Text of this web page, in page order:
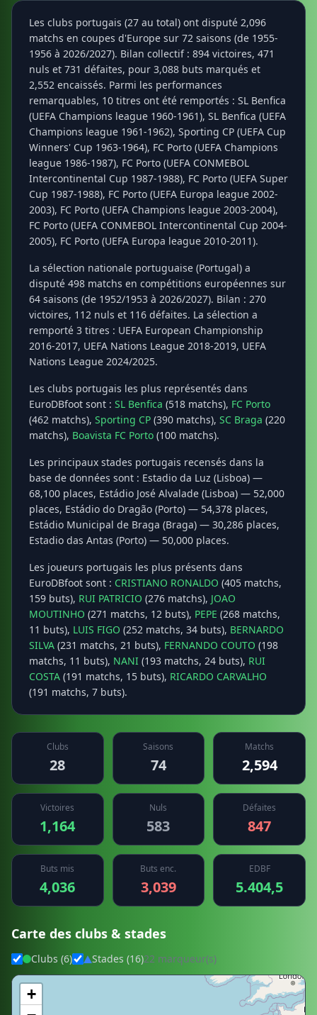
Les clubs portugais (27 au total) ont disputé 2,096
matchs en coupes d'Europe sur 72 saisons (de 1955-
1956 à 2026/2027). Bilan collectif : 894 victoires, 471
nuls et 731 défaites, pour 3,088 buts marqués et
2,552 encaissés. Parmi les performances
remarquables, 10 titres ont été remportés : SL Benfica
(UEFA Champions league 1960-1961), SL Benfica (UEFA
Champions league 1961-1962), Sporting CP (UEFA Cup
Winners' Cup 1963-1964), FC Porto (UEFA Champions
league 1986-1987), FC Porto (UEFA CONMEBOL
Intercontinental Cup 1987-1988), FC Porto (UEFA Super
Cup 1987-1988), FC Porto (UEFA Europa league 2002-
2003), FC Porto (UEFA Champions league 2003-2004),
FC Porto (UEFA CONMEBOL Intercontinental Cup 2004-
2005), FC Porto (UEFA Europa league 2010-2011).
La sélection nationale portuguaise (Portugal) a
disputé 498 matchs en compétitions européennes sur
64 saisons (de 1952/1953 à 2026/2027). Bilan : 270
victoires, 112 nuls et 116 défaites. La sélection a
remporté 3 titres : UEFA European Championship
2016-2017, UEFA Nations League 2018-2019, UEFA
Nations League 2024/2025.
Les clubs portugais les plus représentés dans
EuroDBfoot sont : SL Benfica (518 matchs), FC Porto
(462 matchs), Sporting CP (390 matchs), SC Braga (220
matchs), Boavista FC Porto (100 matchs).
Les principaux stades portugais recensés dans la
base de données sont : Estadio da Luz (Lisboa) —
68,100 places, Estádio José Alvalade (Lisboa) — 52,000
places, Estádio do Dragão (Porto) — 54,378 places,
Estádio Municipal de Braga (Braga) — 30,286 places,
Estadio das Antas (Porto) — 50,000 places.
Les joueurs portugais les plus présents dans
EuroDBfoot sont : CRISTIANO RONALDO (405 matchs,
159 buts), RUI PATRICIO (276 matchs), JOAO
MOUTINHO (271 matchs, 12 buts), PEPE (268 matchs,
11 buts), LUIS FIGO (252 matchs, 34 buts), BERNARDO
SILVA (231 matchs, 21 buts), FERNANDO COUTO (198
matchs, 11 buts), NANI (193 matchs, 24 buts), RUI
COSTA (191 matchs, 15 buts), RICARDO CARVALHO
(191 matchs, 7 buts).
Clubs
28
Saisons
74
Matchs
2,594
Victoires
1,164
Nuls
583
Défaites
847
Buts mis
4,036
Buts enc.
3,039
EDBF
5.404,5
Carte des clubs & stades
Clubs (6) Stades (16)22 marqueur(s)
+